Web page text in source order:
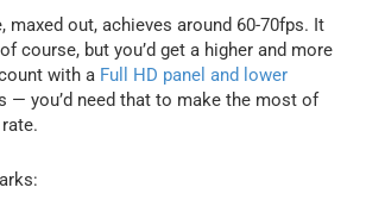
maxed out, achieves around 60-70fps. It
course, but you’d get a higher and more
with a Full HD panel and lower
— you’d need that to make the most of